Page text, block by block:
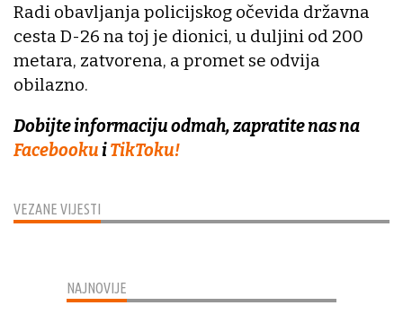
VEZANE VIJESTI
Radi obavljanja policijskog očevida državna
cesta D-26 na toj je dionici, u duljini od 200
metara, zatvorena, a promet se odvija
obilazno.
Dobijte informaciju odmah, zapratite nas na
FacebookuiTikToku!
NAJNOVIJE